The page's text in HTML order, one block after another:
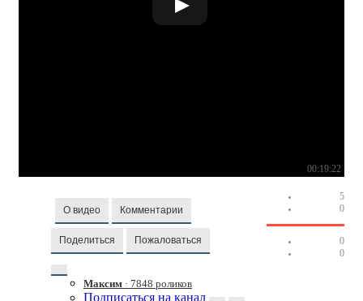
00:19:22
О видео Комментарии
Поделиться Пожаловаться
Максим · 7848 роликов
Подписаться на канал
5
0
0
0